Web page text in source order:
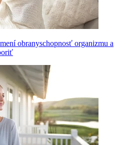
obranyschopnosť organizmu a